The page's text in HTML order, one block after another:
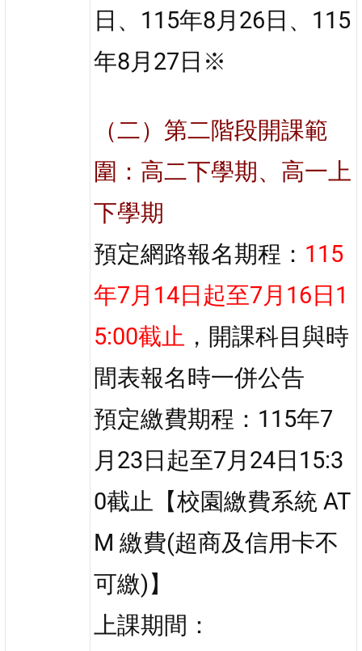
日、115年8月26日、115
年8月27日※
（二）第二階段開課範
圍：高二下學期、高一上
下學期
預定網路報名期程： 115
年7月14日起至7月16日1
5:00截止 ，開課科目與時
間表報名時一併公告
預定繳費期程：115年7
月23日起至7月24日15:3
0截止【校園繳費系統 AT
M 繳費(超商及信用卡不
可繳)】
上課期間：